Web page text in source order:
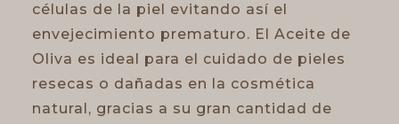
células de la piel evitando así el
envejecimiento prematuro. El Aceite de
Oliva es ideal para el cuidado de pieles
resecas o dañadas en la cosmética
natural, gracias a su gran cantidad de